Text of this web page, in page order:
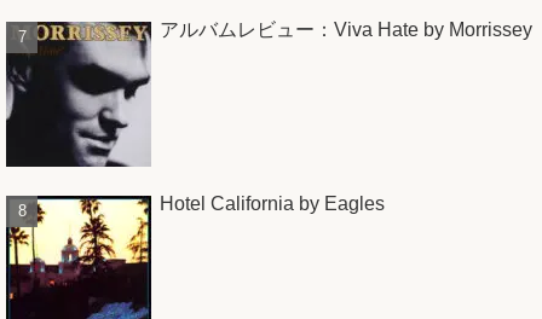
アルバムレビュー：Viva Hate by Morrissey
Hotel California by Eagles